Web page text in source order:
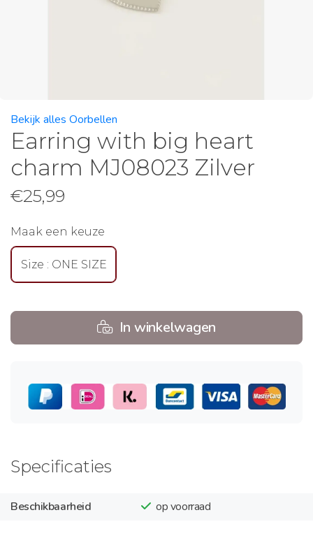
Bekijk alles Oorbellen
Earring with big heart
charm MJ08023 Zilver
€25,99
Maak een keuze
Size : ONE SIZE
In winkelwagen
Specificaties
Beschikbaarheid op voorraad